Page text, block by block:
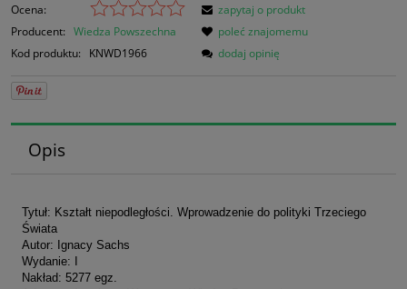
Ocena:
Producent: Wiedza Powszechna
Kod produktu:
KNWD1966
zapytaj o produkt
poleć znajomemu
dodaj opinię
Opis
Tytuł: Kształt niepodległości. Wprowadzenie do polityki Trzeciego
Świata
Autor: Ignacy Sachs
Wydanie: I
Nakład: 5277 egz.